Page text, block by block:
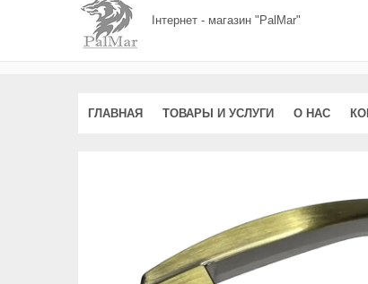
Інтернет - магазин "PalMar"
ГЛАВНАЯ ТОВАРЫ И УСЛУГИ О НАС